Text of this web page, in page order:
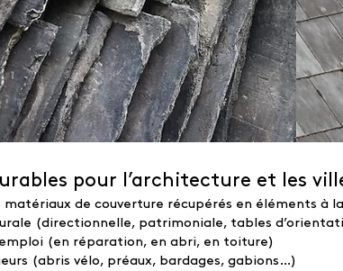
pour l’architecture et les
matériaux de couverture récupérés en éléments à
(directionnelle, patrimoniale, tables
(en réparation, en abri, en toiture)
(abris vélo, préaux, bardages, gabions…)